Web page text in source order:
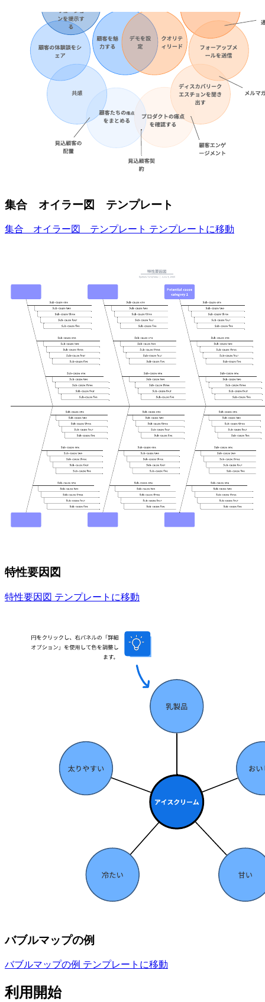
集合 オイラー図 テンプレート
集合 オイラー図 テンプレート テンプレートに移動
特性要因図
特性要因図 テンプレートに移動
バブルマップの例
バブルマップの例 テンプレートに移動
利用開始